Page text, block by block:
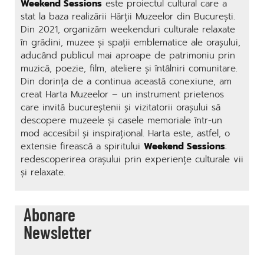
Weekend Sessions este proiectul cultural care a
stat la baza realizării Hărții Muzeelor din București.
Din 2021, organizăm weekenduri culturale relaxate
în grădini, muzee și spații emblematice ale orașului,
aducând publicul mai aproape de patrimoniu prin
muzică, poezie, film, ateliere și întâlniri comunitare.
Din dorința de a continua această conexiune, am
creat Harta Muzeelor – un instrument prietenos
care invită bucureștenii și vizitatorii orașului să
descopere muzeele și casele memoriale într-un
mod accesibil și inspirațional. Harta este, astfel, o
extensie firească a spiritului Weekend Sessions:
redescoperirea orașului prin experiențe culturale vii
și relaxate.
Abonare
Newsletter